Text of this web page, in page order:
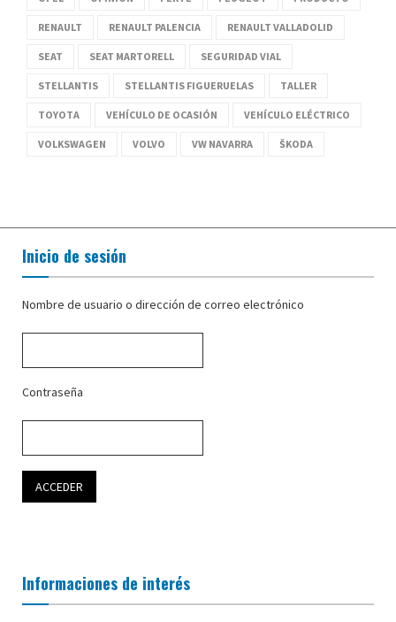
RENAULT RENAULT PALENCIA RENAULT VALLADOLID
SEAT SEAT MARTORELL SEGURIDAD VIAL
STELLANTIS STELLANTIS FIGUERUELAS TALLER
TOYOTA VEHÍCULO DE OCASIÓN VEHÍCULO ELÉCTRICO
VOLKSWAGEN VOLVO VW NAVARRA ŠKODA
Inicio de sesión
Nombre de usuario o dirección de correo electrónico
Contraseña
Informaciones de interés